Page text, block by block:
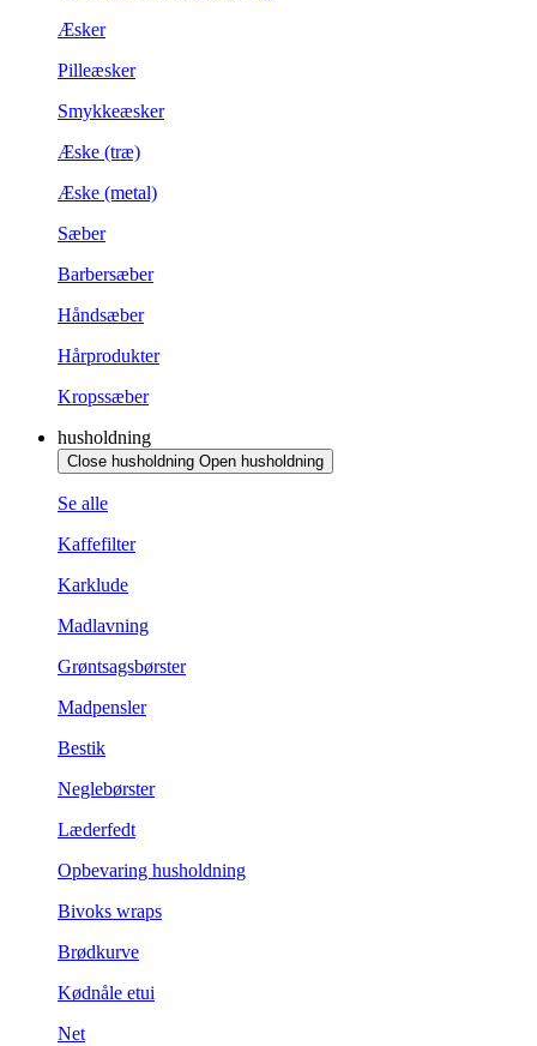
Æsker
Pilleæsker
Smykkeæsker
Æske (træ)
Æske (metal)
Sæber
Barbersæber
Håndsæber
Hårprodukter
Kropssæber
husholdning
Close husholdning Open husholdning
Se alle
Kaffefilter
Karklude
Madlavning
Grøntsagsbørster
Madpensler
Bestik
Neglebørster
Læderfedt
Opbevaring husholdning
Bivoks wraps
Brødkurve
Kødnåle etui
Net